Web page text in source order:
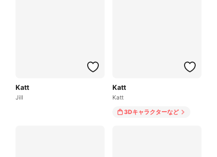
Katt
Jill
Katt
Katt
3Dキャラクターなど